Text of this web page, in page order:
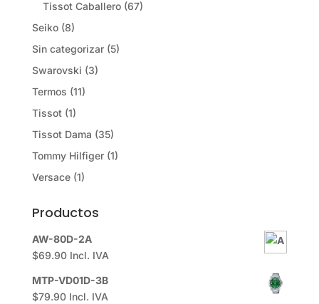
Tissot Caballero (67)
Seiko (8)
Sin categorizar (5)
Swarovski (3)
Termos (11)
Tissot (1)
Tissot Dama (35)
Tommy Hilfiger (1)
Versace (1)
Productos
AW-80D-2A
$69.90 Incl. IVA
MTP-VD01D-3B
$79.90 Incl. IVA